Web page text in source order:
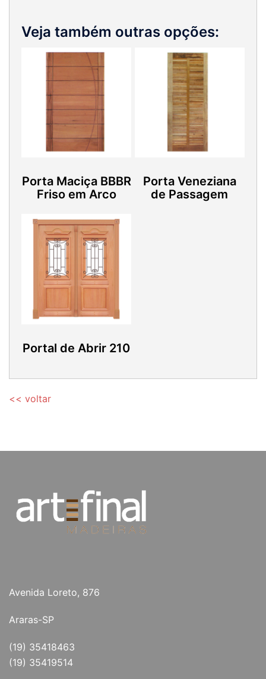
Veja também outras opções:
Porta Maciça BBBR
Friso em Arco
Porta Veneziana
de Passagem
Portal de Abrir 210
<< voltar
Avenida Loreto, 876
Araras-SP
(19) 35418463
(19) 35419514